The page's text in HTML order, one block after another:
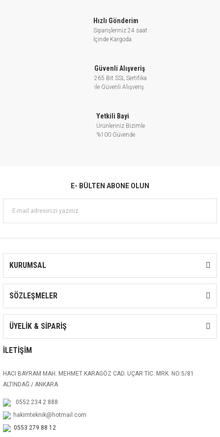
Hızlı Gönderim
Siparişleriniz 24 saat
İçinde Kargoda
Güvenli Alışveriş
265 Bit SSL Sertifika
ile Güvenli Alışveriş
Yetkili Bayi
Ürünleriniz Bizimle
%100 Güvende
E- BÜLTEN ABONE OLUN
KURUMSAL
SÖZLEŞMELER
ÜYELİK & SİPARİŞ
İLETİŞİM
HACI BAYRAM MAH. MEHMET KARAGÖZ CAD. UÇAR TİC. MRK. NO:5/81
ALTINDAĞ / ANKARA
0552 234 2 888
hakimteknik@hotmail.com
0553 279 88 12